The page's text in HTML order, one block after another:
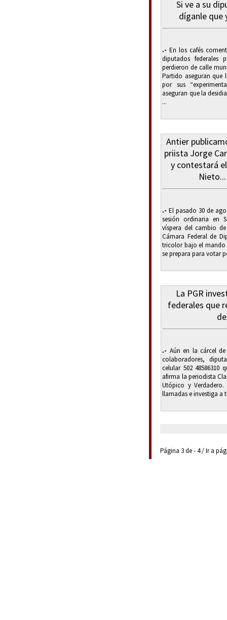
Si ve a su
díganle que
.- En los cafés
diputados federales
perdieron de calle
Partido aseguran que
por sus
aseguran que la
...
Antier
priista Jorge
y contestará
.- El pasado 30 de
sesión ordinaria en
víspera del cambio
Cámara Federal de
tricolor bajo el mando
se prepara para votar
La PGR
federales que
.- Aún en la cárcel
colaboradores,
celular 502 48586310
afirma la periodista
Utópico y
llamadas e investiga
Página 3 de - 4 / Ir a